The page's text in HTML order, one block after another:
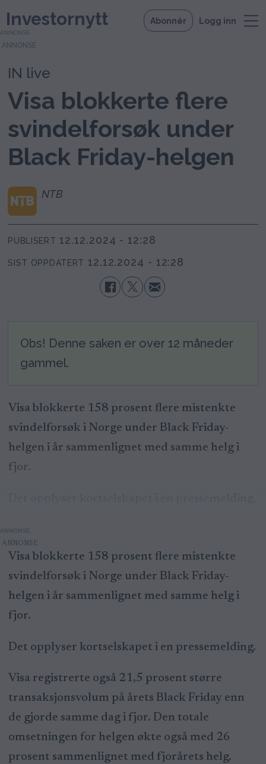
Investornytt Abonnér Logg inn
ANNONSE
IN live
Visa blokkerte flere
svindelforsøk under
Black Friday-helgen
NTB
PUBLISERT 12.12.2024 - 12:28
SIST OPPDATERT 12.12.2024 - 12:28
Obs! Denne saken er over 12 måneder
gammel.
Visa blokkerte 158 prosent flere mistenkte
svindelforsøk i Norge under Black Friday-
helgen i år sammenlignet med samme helg i
fjor.
ANNONSE
Visa blokkerte 158 prosent flere mistenkte
svindelforsøk i Norge under Black Friday-
helgen i år sammenlignet med samme helg i
fjor.
Det opplyser kortselskapet i en pressemelding.
Visa registrerte også 21,5 prosent større
transaksjonsvolum på årets Black Friday enn
de gjorde samme dag i fjor. Den totale
omsetningen for helgen økte også med 26
prosent sammenlignet med fjorårets helg.